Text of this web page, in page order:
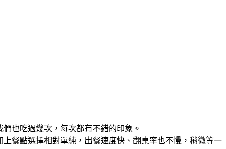
們也吃過幾次，每次都有不錯的印象。
餐點選擇相對單純，出餐速度快、翻桌率也不慢，稍微等一